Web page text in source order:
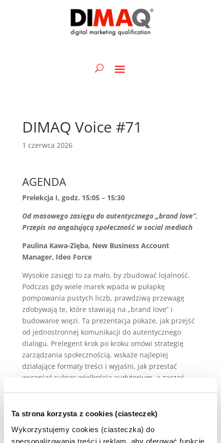
Ta strona korzysta z cookies (ciasteczek)
Wykorzystujemy cookies (ciasteczka) do
spersonalizowania treści i reklam, aby oferować funkcje
DIMAQ Voice #71
1 czerwca 2026
AGENDA
Prelekcja I, godz. 15:05 – 15:30
Od masowego zasięgu do autentycznego „brand love”.
Przepis na angażującą społeczność w social mediach
Paulina Kawa-Zięba, New Business Account
Manager, Ideo Force
Wysokie zasięgi to za mało, by zbudować lojalność.
Podczas gdy wiele marek wpada w pułapkę
pompowania pustych liczb, prawdziwą przewagę
zdobywają te, które stawiają na „brand love” i
budowanie więzi. Ta prezentacja pokaże, jak przejść
od jednostronnej komunikacji do autentycznego
dialogu. Prelegent krok po kroku omówi strategię
zarządzania społecznością, wskaże najlepiej
działające formaty treści i wyjaśni, jak przestać
wyceniać sukces wielkością audytorium, a zacząć –
ambasadorów marki.
Prelekcja II, godz. 15:35 – 16:00